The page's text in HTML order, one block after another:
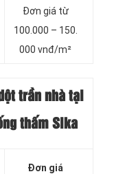
Đơn giá từ
100.000 – 150.
000 vnđ/m²
trần nhà tại
thấm Sika
Đơn giá